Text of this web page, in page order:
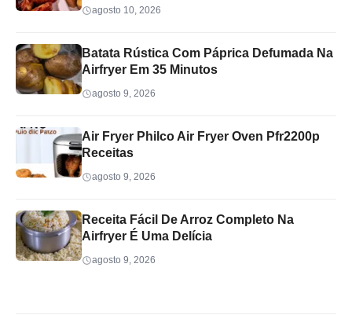
agosto 10, 2026
Batata Rústica Com Páprica Defumada Na
Airfryer Em 35 Minutos
agosto 9, 2026
Air Fryer Philco Air Fryer Oven Pfr2200p
Receitas
agosto 9, 2026
Receita Fácil De Arroz Completo Na
Airfryer É Uma Delícia
agosto 9, 2026